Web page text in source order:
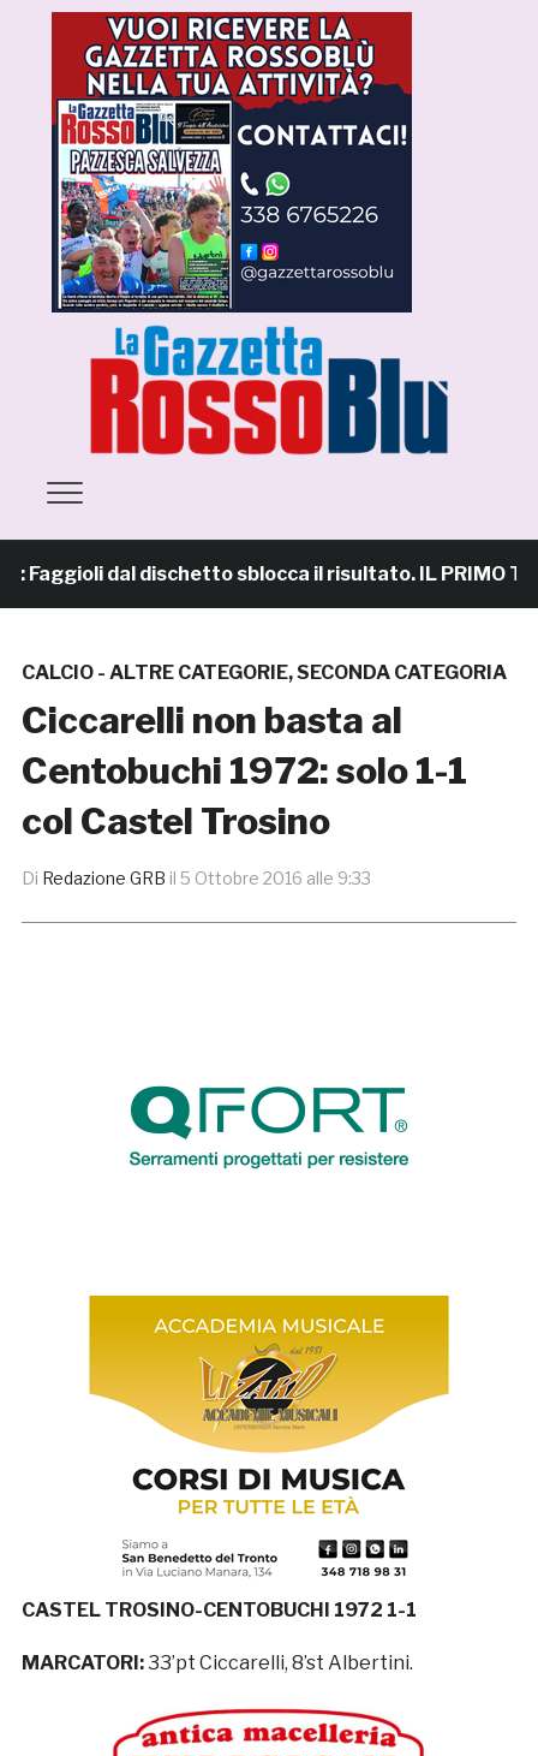
dal dischetto sblocca il risultato. IL PRIMO
CALCIO - ALTRE CATEGORIE,SECONDA CATEGORIA
Ciccarelli non basta al
Centobuchi 1972: solo 1-1
col Castel Trosino
Di Redazione GRB il 5 Ottobre 2016 alle 9:33
CASTEL TROSINO-CENTOBUCHI 1972 1-1
MARCATORI:33’pt Ciccarelli, 8’st Albertini.